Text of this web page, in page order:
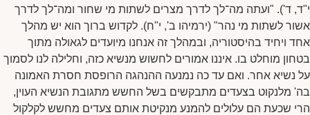
י"ד, ד'). "ועתה מה־לך לדרך מצרים לשתות מי שחור ומה־לך לדרך
אשור לשתות מי נהר" (ירמיהו ב', י"ח). לקדוש ברוך הוא יש מהלך
אחד ויחיד בהיסטוריה, ובמהלך זה אנחנו מיועדים לגאולה מתוך
בטחון מוחלט בו. איננו אמורים לחשוש מנשיא כזה, וחלילה לנו לסמוך
על נשיא אחר. ואם עד כה נמנעה ההנהגה הרופסת חסרת האמונה
בה' מלנקוט בצעדים מתבקשים בשל החשש מתגובת הנשיא העוין,
הרי שכעת הם עלולים להמנע מנקיטת אותם צעדים מחשש לקלקול